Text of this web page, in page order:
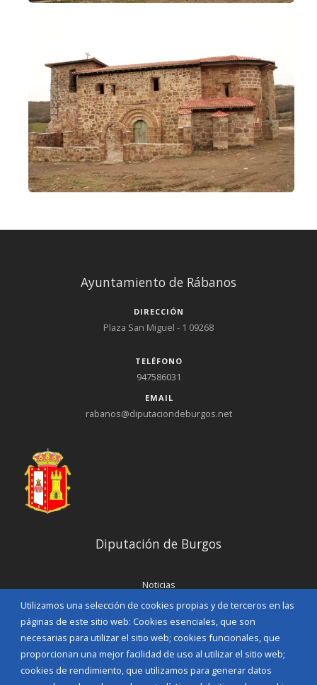
Utilizamos una selección de cookies propias y de terceros en las
páginas de este sitio web: Cookies esenciales, que son
necesarias para utilizar el sitio web; cookies funcionales, que
proporcionan una mejor facilidad de uso al utilizar el sitio web;
cookies de rendimiento, que utilizamos para generar datos
Ayuntamiento de Rábanos
DIRECCIÓN
Plaza San Miguel - 1 09268
TELÉFONO
947586031
EMAIL
rabanos@diputaciondeburgos.net
Diputación de Burgos
Noticias
Eventos
Corporación Municipal
Teléfonos de interés
INICIAR SESIÓN